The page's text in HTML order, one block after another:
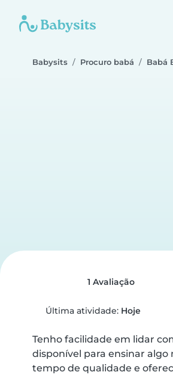
Babysits Procuro babá Babá
1 Avaliação
Última atividade: Hoje
Tenho facilidade em lidar
disponível para ensinar
tempo de qualidade e